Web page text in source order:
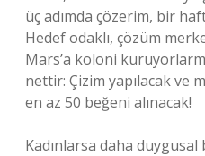
üç adımda çözerim, bir
Hedef odaklı, çözüm
Mars’a koloni
nettir: Çizim yapılacak ve
en az 50 beğeni alınacak!
Kadınlarsa daha